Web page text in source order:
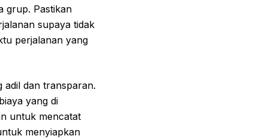
grup. Pastikan
supaya tidak
perjalanan yang
adil dan transparan.
yang di
untuk mencatat
menyiapkan